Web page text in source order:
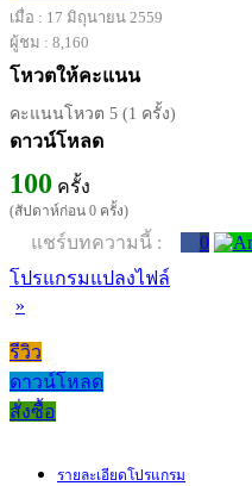
เมื่อ : 17 มิถุนายน 2559
ผู้ชม : 8,160
โหวตให้คะแนน
คะแนนโหวต 5 (1 ครั้ง)
ดาวน์โหลด
100 ครั้ง
(สัปดาห์ก่อน 0 ครั้ง)
แชร์บทความนี้ :
0
โปรแกรมแปลงไฟล์
»
รีวิว
ดาวน์โหลด
สั่งซื้อ
รายละเอียดโปรแกรม